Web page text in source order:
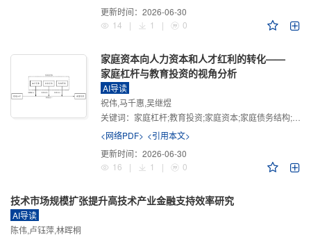
更新时间： 2026-06-30
14
| 1 | 0
家庭资本向人力资本和人才红利的转化——
家庭杠杆与教育投资的视角分析
AI导读
祝伟,马千惠,吴继煜
关键词： 家庭杠杆;教育投资;家庭资本;家庭债务结构;CHFS
<网络PDF> <引用本文>
更新时间： 2026-06-30
16
| 1 | 0
技术市场规模扩张提升高技术产业金融支持效率研究
AI导读
陈伟,卢钰萍,林晖桐